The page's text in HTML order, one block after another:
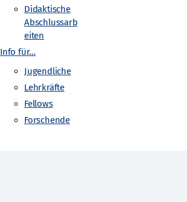
Didaktische
Abschlussarb
eiten
Info für…
Jugendliche
Lehrkräfte
Fellows
Forschende